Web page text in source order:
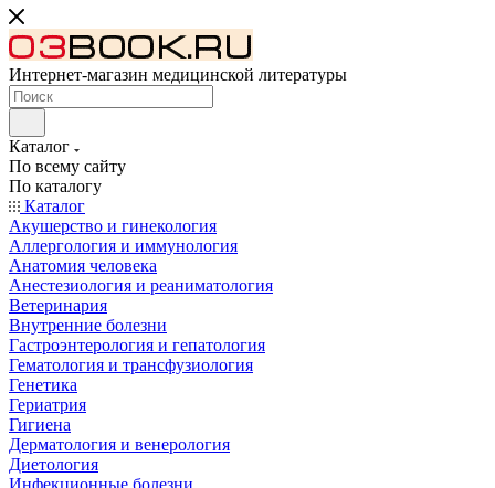
Интернет-магазин медицинской литературы
Каталог
По всему сайту
По каталогу
Каталог
Акушерство и гинекология
Аллергология и иммунология
Анатомия человека
Анестезиология и реаниматология
Ветеринария
Внутренние болезни
Гастроэнтерология и гепатология
Гематология и трансфузиология
Генетика
Гериатрия
Гигиена
Дерматология и венерология
Диетология
Инфекционные болезни